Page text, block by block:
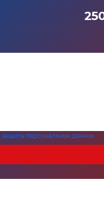
персональных данных